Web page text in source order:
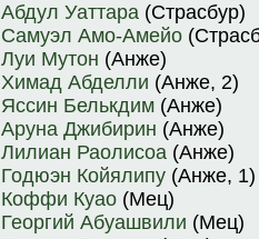
Абдул Уаттара (Страсбур)
Самуэл Амо-Амейо
Луи Мутон (Анже)
Химад Абделли (Анже, 2)
Яссин Белькдим (Анже)
Аруна Джибирин (Анже)
Лилиан Раолисоа (Анже)
Годюэн Койялипу (Анже, 1)
Коффи Куао (Мец)
Георгий Абуашвили (Мец)